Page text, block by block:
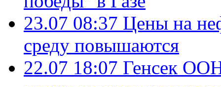
23.07 08:37 Цены на
среду повышаются
22.07 18:07 Генсек ООН